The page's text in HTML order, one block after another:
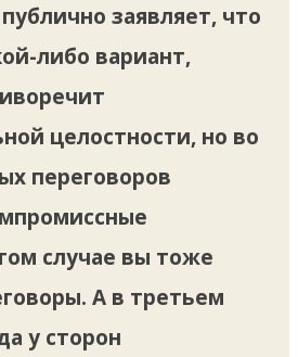
заявляет, что
либо вариант,
целостности, но во
переговоров
случае вы тоже
А в третьем
у сторон